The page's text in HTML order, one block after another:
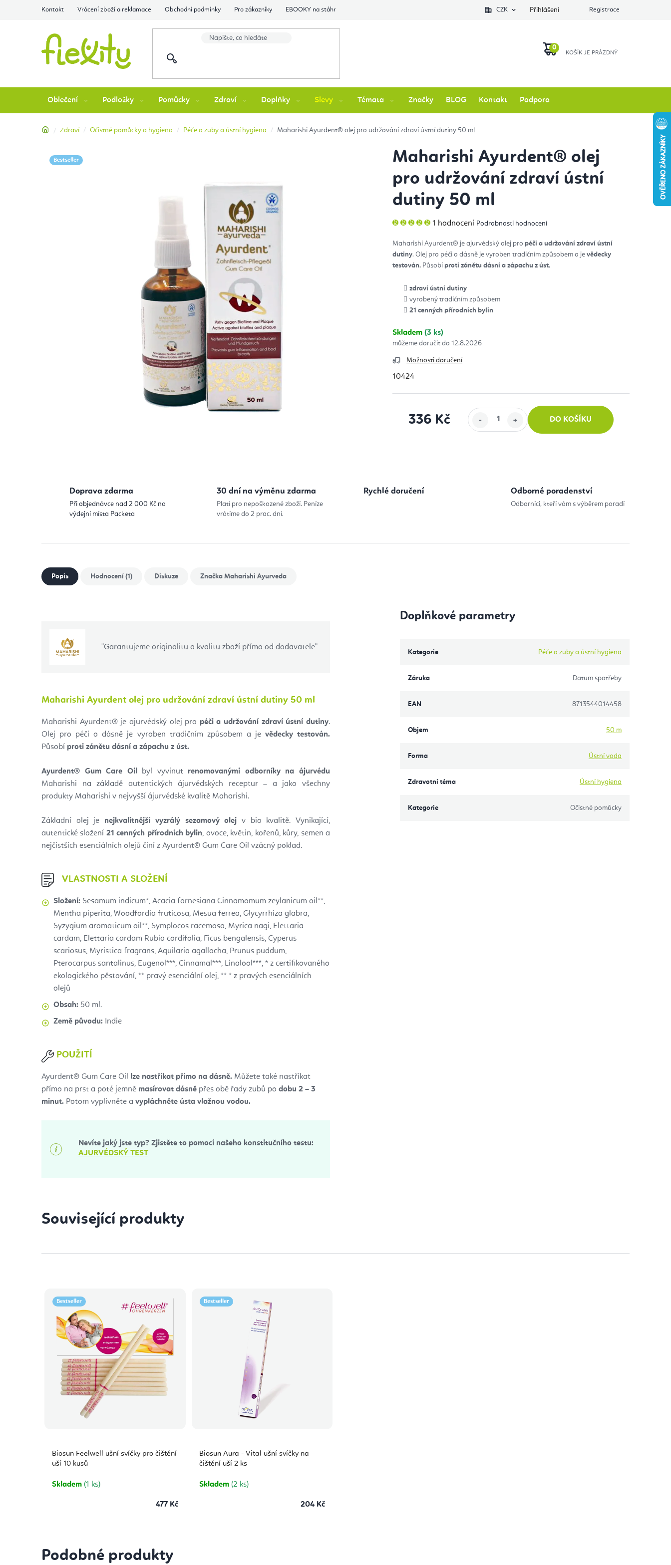
Kontakt Vrácení zboží a reklamace Obchodní podmínky Pro zákazníky EBOOKY na stáhnutí Podlozkynajogu.cz Zkontrolovat stav objednávky O nás
CZK Přihlášení Registrace
KOŠÍK
Oblečení Podložky Pomůcky Zdraví Doplňky Slevy Témata Značky BLOG Kontakt Podpora
DomůZdraví Očistné pomůcky a hygiena Péče o zuby a ústní hygiena Maharishi Ayurdent® olej pro udržování zdraví ústní dutiny 50 ml
Maharishi Ayurdent® olej
pro udržování zdraví ústní
dutiny 50 ml
Průměrné
hodnocení
5,0
5
hvězdiček.
1 hodnocení Podrobnosti hodnocení
Maharishi Ayurdent® je ajurvédský olej propéči a udržování zdraví ústní
dutiny. Olej pro péči o dásně je vyroben tradičním způsobem a jevědecky
testován. Působíproti zánětu dásní a zápachu z úst.
zdraví ústní dutiny
vyrobený tradičním způsobem
21 cenných přírodních bylin
Skladem(3 ks)
12.8.2026
Možnosti doručení
10424
336 Kč DO KOŠÍKU
Bestseller
Doprava zdarma
Při objednávce nad 2 000 Kč na
výdejní místa Packeta
30 dní na výměnu zdarma
Platí pro nepoškozené zboží. Peníze
vrátíme do 2 prac. dní.
Rychlé doručení Odborné poradenství
Odborníci, kteří vám s výběrem poradí
Popis Hodnocení (1) Diskuze Značka Maharishi Ayurveda
"Garantujeme originalitu a kvalitu zboží přímo od dodavatele"
Maharishi Ayurdent olej pro udržování zdraví ústní dutiny 50 ml
Maharishi Ayurdent® je ajurvédský olej pro péči a udržování zdraví ústní dutiny.
Olej pro péči o dásně je vyroben tradičním způsobem a je vědecky testován.
Působí proti zánětu dásní a zápachu z úst.
Ayurdent® Gum Care Oilbyl vyvinut renomovanými odborníky na ájurvédu
Maharishi na základě autentických ájurvédských receptur – a jako všechny
produkty Maharishi v nejvyšší ájurvédské kvalitě Maharishi.
Základní olej je nejkvalitnější vyzrálý sezamový olej v bio kvalitě. Vynikající,
autentické složení 21 cenných přírodních bylin, ovoce, květin, kořenů, kůry, semen a
nejčistších esenciálních olejů činí z Ayurdent® Gum Care Oil vzácný poklad.
VLASTNOSTI A SLOŽENÍ
Složení: Sesamum indicum*, Acacia farnesiana Cinnamomum zeylanicum oil**,
Mentha piperita, Woodfordia fruticosa, Mesua ferrea, Glycyrrhiza glabra,
Syzygium aromaticum oil**, Symplocos racemosa, Myrica nagi, Elettaria
cardam, Elettaria cardam Rubia cordifolia, Ficus bengalensis, Cyperus
scariosus, Myristica fragrans, Aquilaria agallocha, Prunus puddum,
Pterocarpus santalinus, Eugenol***, Cinnamal***, Linalool***, * z certifikovaného
ekologického pěstování, ** pravý esenciální olej, ** * z pravých esenciálních
olejů
Obsah: 50 ml.
Země původu: Indie
POUŽITÍ
Ayurdent® Gum Care Oil lze nastříkat přímo na dásně. Můžete také nastříkat
přímo na prst a poté jemně masírovat dásně přes obě řady zubů po dobu 2 – 3
minut. Potom vyplivněte a vypláchněte ústa vlažnou vodou.
Nevíte jaký jste typ? Zjistěte to pomocí našeho konstitučního testu:
AJURVÉDSKÝ TEST
Doplňkové parametry
Kategorie Péče o zuby a ústní hygiena
Záruka Datum spotřeby
EAN 8713544014458
Objem 50 m
Forma Ústní voda
Zdravotní téma Ústní hygiena
Kategorie Očistné pomůcky
Související produkty
Bestseller
Biosun Feelwell ušní svíčky pro čištění
uší 10 kusů
Skladem (1 ks)
477 Kč
Bestseller
Biosun Aura - Vital ušní svíčky na
čištění uší 2 ks
Skladem (2 ks)
204 Kč
Podobné produkty